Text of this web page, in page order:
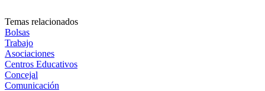
Temas relacionados
Bolsas
Trabajo
Asociaciones
Centros Educativos
Concejal
Comunicación